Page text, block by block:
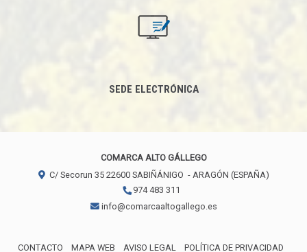
SEDE ELECTRÓNICA
COMARCA ALTO GÁLLEGO
C/ Secorun 35 22600 SABIÑÁNIGO - ARAGÓN (ESPAÑA)
974 483 311
info@comarcaaltogallego.es
CONTACTO MAPA WEB AVISO LEGAL POLÍTICA DE PRIVACIDAD